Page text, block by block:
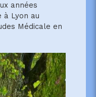
années
à Lyon au
Médicale en